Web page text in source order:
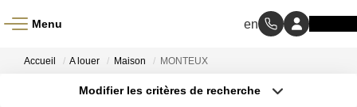
Menu
À VENDRE
Accueil A louer Maison MONTEUX
Modifier les critères de recherche